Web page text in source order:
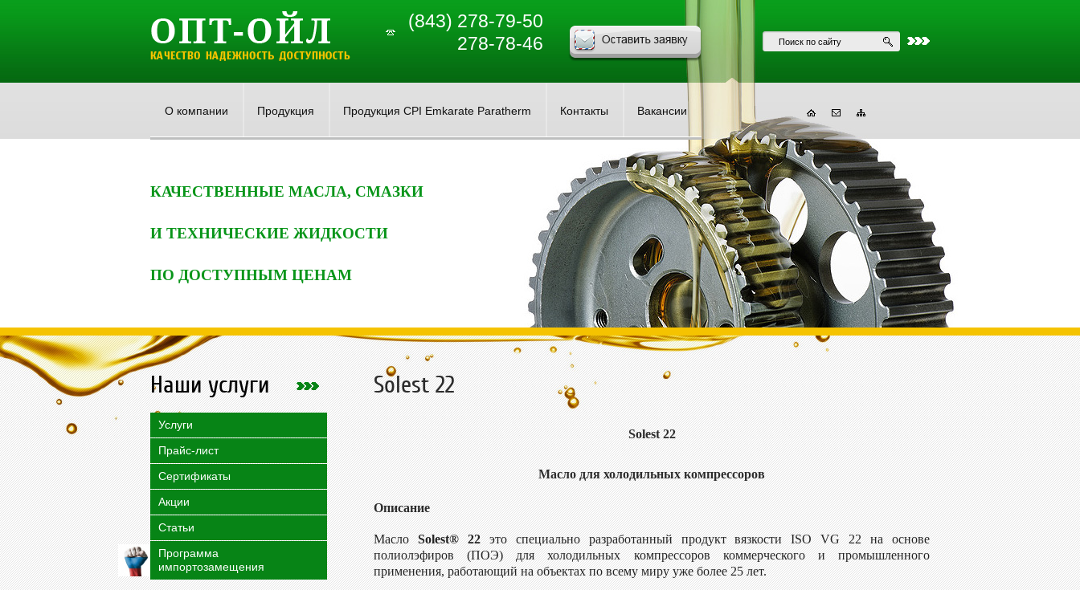
(843) 278-79-50
278-78-46
О компании Продукция Продукция CPI Emkarate Paratherm Контакты Вакансии
КАЧЕСТВЕННЫЕ МАСЛА, СМАЗКИ
И ТЕХНИЧЕСКИЕ ЖИДКОСТИ
ПО ДОСТУПНЫМ ЦЕНАМ
Наши услуги
Услуги
Прайс-лист
Сертификаты
Акции
Статьи
Программа
импортозамещения
Solest 22
Solest 22
Масло для холодильных компрессоров
Описание
МаслоSolest® 22это специально разработанный продукт вязкости ISO VG 22 на основе
полиолэфиров (ПОЭ) для холодильных компрессоров коммерческого и промышленного
применения, работающий на объектах по всему миру уже более 25 лет.